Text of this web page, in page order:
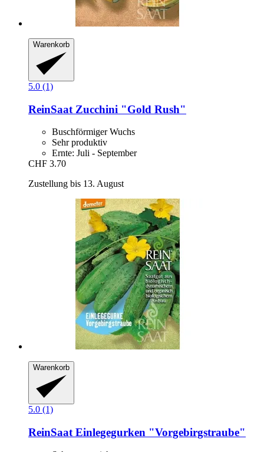
Warenkorb
5.0 (1)
ReinSaat Zucchini "Gold Rush"
Buschförmiger Wuchs
Sehr produktiv
Ernte: Juli - September
CHF 3.70
Zustellung bis 13. August
Warenkorb
5.0 (1)
ReinSaat Einlegegurken "Vorgebirgstraube"